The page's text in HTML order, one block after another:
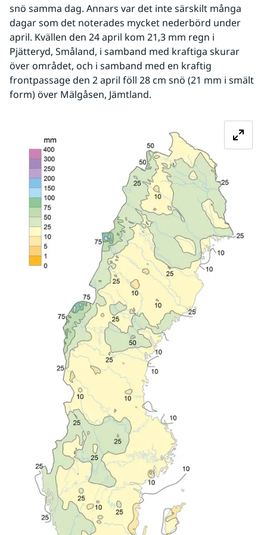
snö samma dag. Annars var det inte särskilt många
dagar som det noterades mycket nederbörd under
april. Kvällen den 24 april kom 21,3 mm regn i
Pjätteryd, Småland, i samband med kraftiga skurar
över området, och i samband med en kraftig
frontpassage den 2 april föll 28 cm snö (21 mm i smält
form) över Mälgåsen, Jämtland.